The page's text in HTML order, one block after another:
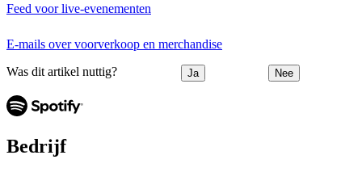
Feed voor live-evenementen
E-mails over voorverkoop en merchandise
Was dit artikel nuttig? Ja Nee
Bedrijf